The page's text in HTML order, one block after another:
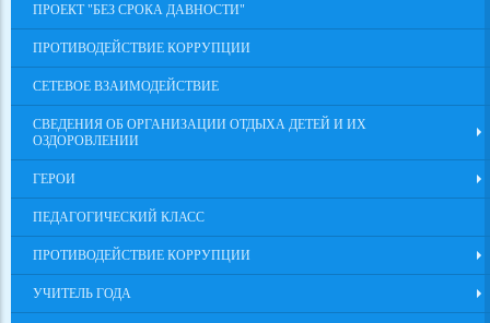
ПРОЕКТ "БЕЗ СРОКА ДАВНОСТИ"
ПРОТИВОДЕЙСТВИЕ КОРРУПЦИИ
СЕТЕВОЕ ВЗАИМОДЕЙСТВИЕ
СВЕДЕНИЯ ОБ ОРГАНИЗАЦИИ ОТДЫХА ДЕТЕЙ И ИХ
ОЗДОРОВЛЕНИИ
ГЕРОИ
ПЕДАГОГИЧЕСКИЙ КЛАСС
ПРОТИВОДЕЙСТВИЕ КОРРУПЦИИ
УЧИТЕЛЬ ГОДА